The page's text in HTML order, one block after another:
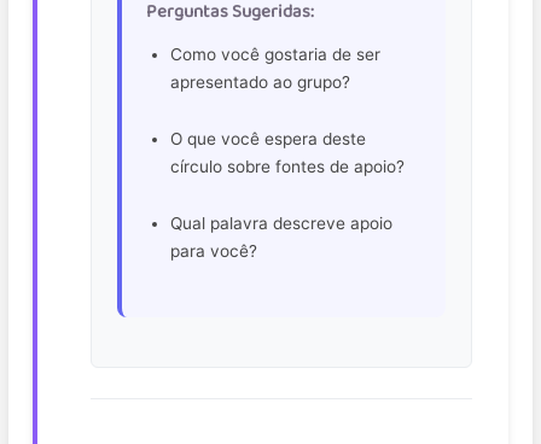
Perguntas Sugeridas:
Como você gostaria de ser
apresentado ao grupo?
O que você espera deste
círculo sobre fontes de apoio?
Qual palavra descreve apoio
para você?